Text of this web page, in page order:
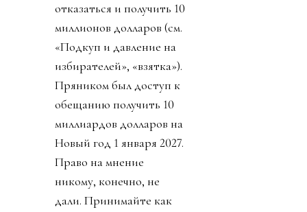
отказаться и получить 10
миллионов долларов (см.
«Подкуп и давление на
избирателей», «взятка»).
Пряником был доступ к
обещанию получить 10
миллиардов долларов на
Новый год 1 января 2027.
Право на мнение
никому, конечно, не
дали. Принимайте как